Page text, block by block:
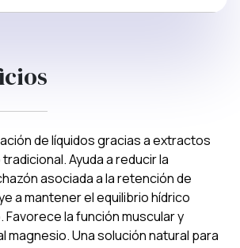
de líquidos gracias a extractos
Ayuda a reducir la
asociada a la retención de
a mantener el equilibrio hídrico
la función muscular y
magnesio. Una solución natural para